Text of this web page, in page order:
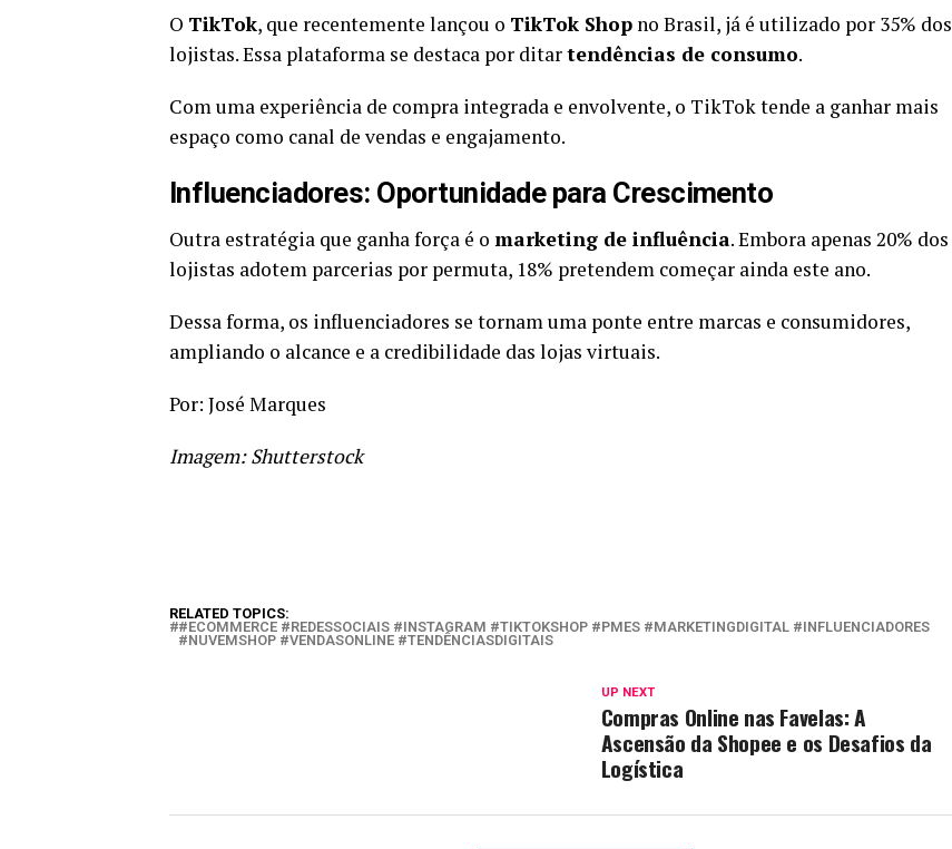
O TikTok, que recentemente lançou o TikTok Shop no Brasil, já é utilizado por 35% dos
lojistas. Essa plataforma se destaca por ditartendências de consumo.
Com uma experiência de compra integrada e envolvente, o TikTok tende a ganhar mais
espaço como canal de vendas e engajamento.
Influenciadores: Oportunidade para Crescimento
Outra estratégia que ganha força é o marketing de influência. Embora apenas 20% dos
lojistas adotem parcerias por permuta, 18% pretendem começar ainda este ano.
Dessa forma, os influenciadores se tornam uma ponte entre marcas e consumidores,
ampliando o alcance e a credibilidade das lojas virtuais.
Por: José Marques
Imagem: Shutterstock
RELATED TOPICS:
#ECOMMERCE #REDESSOCIAIS #INSTAGRAM #TIKTOKSHOP #PMES #MARKETINGDIGITAL #INFLUENCIADORES
#NUVEMSHOP #VENDASONLINE #TENDÊNCIASDIGITAIS
UP NEXT
Compras Online nas Favelas: A
Ascensão da Shopee e os Desafios da
Logística